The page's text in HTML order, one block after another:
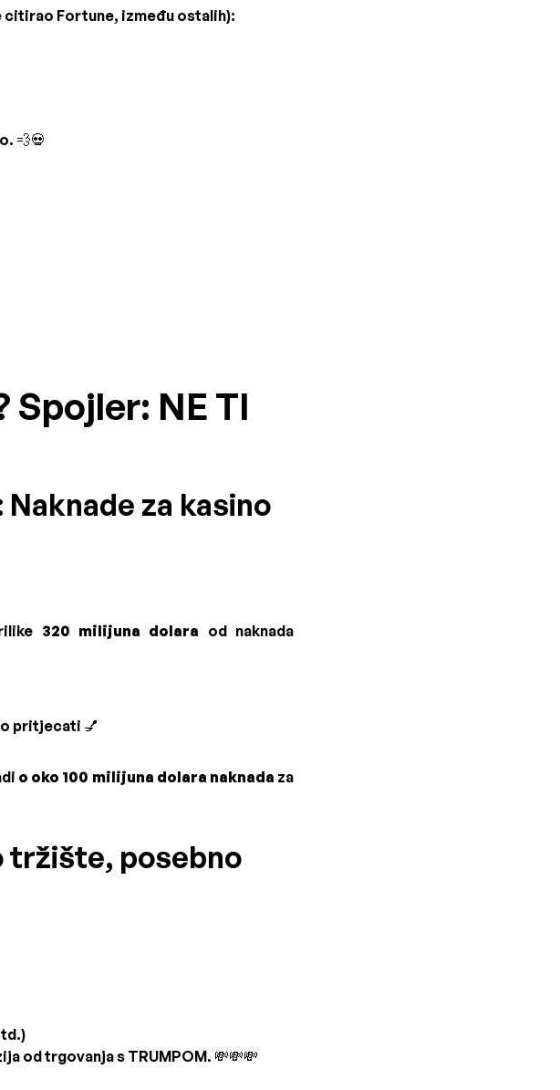
citirao Fortune, između ostalih):
💨💀
Spojler: NE TI
za kasino
320 milijuna dolara od naknada
pritjecati 💅
o oko 100 milijuna dolara naknada za
tržište, posebno
od trgovanja s TRUMPOM. 💸💸💸